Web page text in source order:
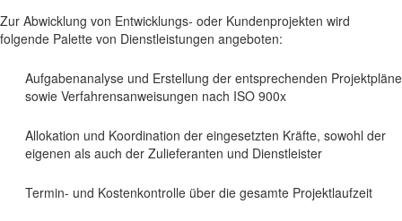
Zur Abwicklung von Entwicklungs- oder Kundenprojekten wird
folgende Palette von Dienstleistungen angeboten:
Aufgabenanalyse und Erstellung der entsprechenden Projektpläne
sowie Verfahrensanweisungen nach ISO 900x
Allokation und Koordination der eingesetzten Kräfte, sowohl der
eigenen als auch der Zulieferanten und Dienstleister
Termin- und Kostenkontrolle über die gesamte Projektlaufzeit